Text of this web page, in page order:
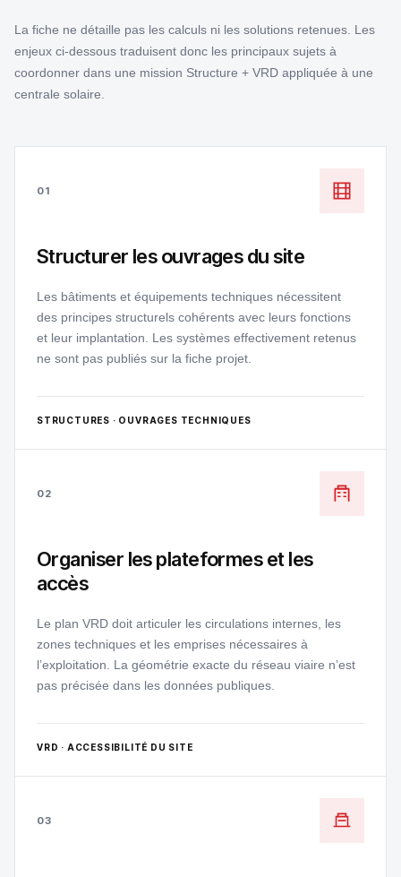
La fiche ne détaille pas les calculs ni les solutions retenues. Les
enjeux ci-dessous traduisent donc les principaux sujets à
coordonner dans une mission Structure + VRD appliquée à une
centrale solaire.
01
Structurer les ouvrages du site
Les bâtiments et équipements techniques nécessitent
des principes structurels cohérents avec leurs fonctions
et leur implantation. Les systèmes effectivement retenus
ne sont pas publiés sur la fiche projet.
STRUCTURES · OUVRAGES TECHNIQUES
02
Organiser les plateformes et les
accès
Le plan VRD doit articuler les circulations internes, les
zones techniques et les emprises nécessaires à
l’exploitation. La géométrie exacte du réseau viaire n’est
pas précisée dans les données publiques.
VRD · ACCESSIBILITÉ DU SITE
03